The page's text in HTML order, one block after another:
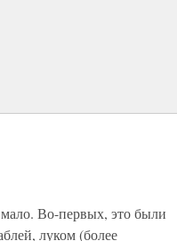
Во-первых, это были
луком (более